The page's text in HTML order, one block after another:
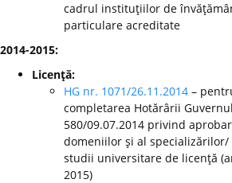
cadrul instituţiilor de
particulare acreditate
2014-2015:
Licenţă:
HG nr. 1071/26.11.2014 –
completarea Hotărârii
580/09.07.2014 privind
domeniilor şi al
studii universitare de licenţă
2015)